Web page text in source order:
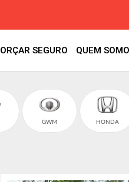
ORÇAR SEGURO QUEM
GWM HONDA